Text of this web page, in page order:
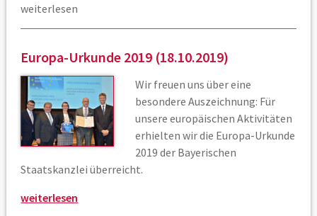
weiterlesen
Europa-Urkunde 2019 (18.10.2019)
Wir freuen uns über eine
besondere Auszeichnung: Für
unsere europäischen Aktivitäten
erhielten wir die Europa-Urkunde
2019 der Bayerischen
Staatskanzlei überreicht.
weiterlesen